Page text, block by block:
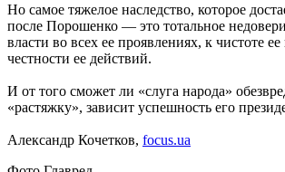
Но самое тяжелое наследство, которое
после Порошенко — это тотальное
власти во всех ее проявлениях, к чистоте
честности ее действий.
И от того сможет ли «слуга народа»
«растяжку», зависит успешность его
Александр Кочетков, focus.ua